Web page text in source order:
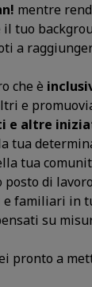
mentre
tuo
a
che è
e
e altre
tua
tua
di
e familiari in
su
pronto a